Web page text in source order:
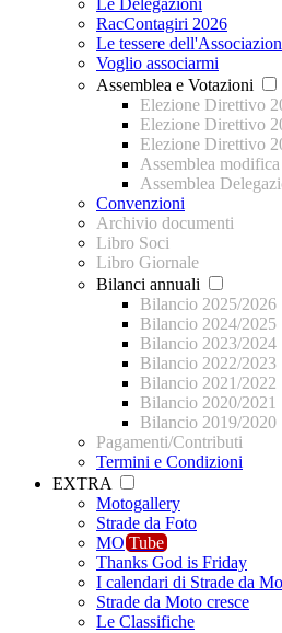
Le Delegazioni
RacContagiri 2026
Le tessere
Voglio associarmi
Assemblea e Votazioni
Elezione Direttivo
Elezione Direttivo
Elezione Direttivo
Assemblea
Assemblea
Convenzioni
Archivio documenti
Libro Soci
Libro Giornale
Bilanci annuali
Bilancio 2025/2026
Bilancio 2024/2025
Bilancio 2023/2024
Bilancio 2022/2023
Bilancio 2021/2022
Bilancio 2020/2021
Bilancio 2019/2020
Pagamenti/Contributi
Termini e Condizioni
EXTRA
Motogallery
Strade da Foto
MO Tube
Thanks God is Friday
I calendari di Strade da
Strade da Moto cresce
Le Classifiche